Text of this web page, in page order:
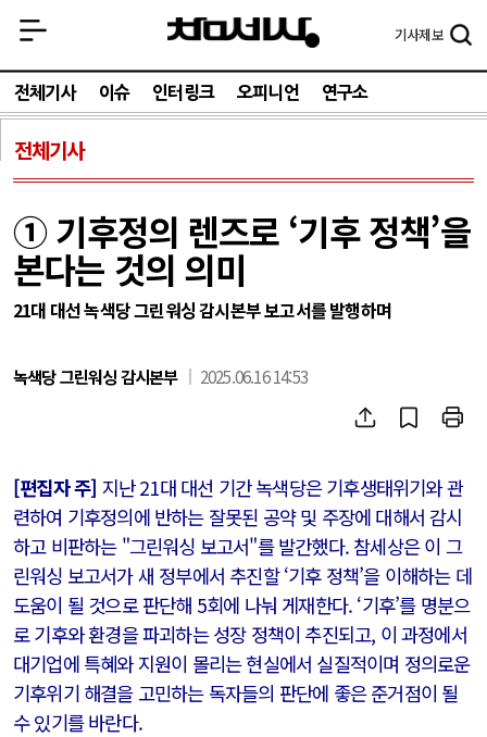
기사제보
전체기사 이슈 인터링크 오피니언 연구소
전체기사
① 기후정의 렌즈로 ‘기후 정책’을
본다는 것의 의미
21대 대선 녹색당 그린워싱 감시본부 보고서를 발행하며
녹색당 그린워싱 감시본부 2025.06.16 14:53
[편집자 주] 지난 21대 대선 기간 녹색당은 기후생태위기와 관
련하여 기후정의에 반하는 잘못된 공약 및 주장에 대해서 감시
하고 비판하는 "그린워싱 보고서"를 발간했다. 참세상은 이 그
린워싱 보고서가 새 정부에서 추진할 ‘기후 정책’을 이해하는 데
도움이 될 것으로 판단해 5회에 나눠 게재한다. ‘기후’를 명분으
로 기후와 환경을 파괴하는 성장 정책이 추진되고, 이 과정에서
대기업에 특혜와 지원이 몰리는 현실에서 실질적이며 정의로운
기후위기 해결을 고민하는 독자들의 판단에 좋은 준거점이 될
수 있기를 바란다.